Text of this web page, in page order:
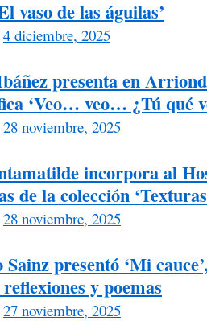
vaso de las águilas’
4 diciembre, 2025
presenta en
‘Veo… veo… ¿Tú qué
28 noviembre, 2025
incorpora al
de la colección
28 noviembre, 2025
presentó ‘Mi
y poemas
27 noviembre, 2025